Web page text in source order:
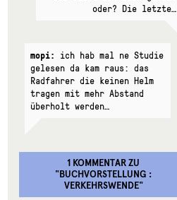
oder? Die letzte…
mopi: ich hab mal ne Studie
gelesen da kam raus: das
Radfahrer die keinen Helm
tragen mit mehr Abstand
überholt werden…
1 KOMMENTARZU
"BUCHVORSTELLUNG :
VERKEHRSWENDE"